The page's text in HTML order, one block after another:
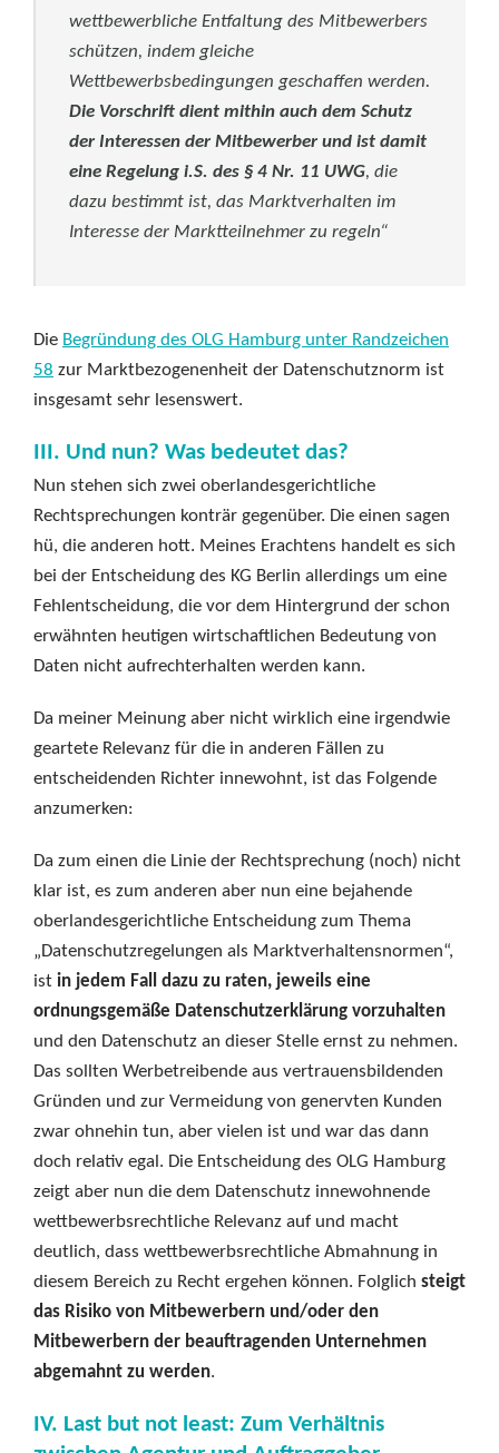
wettbewerbliche Entfaltung des Mitbewerbers
schützen, indem gleiche
Wettbewerbsbedingungen geschaffen werden.
Die Vorschrift dient mithin auch dem Schutz
der Interessen der Mitbewerber und ist damit
eine Regelung i.S. des § 4 Nr. 11 UWG, die
dazu bestimmt ist, das Marktverhalten im
Interesse der Marktteilnehmer zu regeln“
Die Begründung des OLG Hamburg unter Randzeichen
58 zur Marktbezogenenheit der Datenschutznorm ist
insgesamt sehr lesenswert.
III. Und nun? Was bedeutet das?
Nun stehen sich zwei oberlandesgerichtliche
Rechtsprechungen konträr gegenüber. Die einen sagen
hü, die anderen hott. Meines Erachtens handelt es sich
bei der Entscheidung des KG Berlin allerdings um eine
Fehlentscheidung, die vor dem Hintergrund der schon
erwähnten heutigen wirtschaftlichen Bedeutung von
Daten nicht aufrechterhalten werden kann.
Da meiner Meinung aber nicht wirklich eine irgendwie
geartete Relevanz für die in anderen Fällen zu
entscheidenden Richter innewohnt, ist das Folgende
anzumerken:
Da zum einen die Linie der Rechtsprechung (noch) nicht
klar ist, es zum anderen aber nun eine bejahende
oberlandesgerichtliche Entscheidung zum Thema
„Datenschutzregelungen als Marktverhaltensnormen“,
ist in jedem Fall dazu zu raten, jeweils eine
ordnungsgemäße Datenschutzerklärung vorzuhalten
und den Datenschutz an dieser Stelle ernst zu nehmen.
Das sollten Werbetreibende aus vertrauensbildenden
Gründen und zur Vermeidung von genervten Kunden
zwar ohnehin tun, aber vielen ist und war das dann
doch relativ egal. Die Entscheidung des OLG Hamburg
zeigt aber nun die dem Datenschutz innewohnende
wettbewerbsrechtliche Relevanz auf und macht
deutlich, dass wettbewerbsrechtliche Abmahnung in
diesem Bereich zu Recht ergehen können. Folglich steigt
das Risiko von Mitbewerbern und/oder den
Mitbewerbern der beauftragenden Unternehmen
abgemahnt zu werden.
IV. Last but not least: Zum Verhältnis